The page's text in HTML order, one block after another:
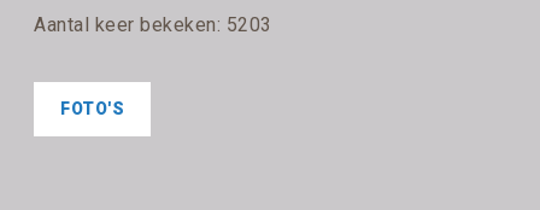
Aantal keer bekeken: 5203
FOTO'S